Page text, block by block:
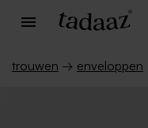
trouwen → enveloppen